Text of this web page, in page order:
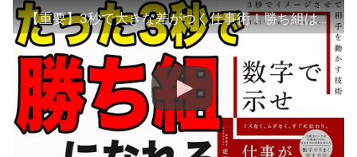
【重要】3秒で大きな差がつく仕事術！勝ち組は全員やってる！「数字で示せ」定居美徳